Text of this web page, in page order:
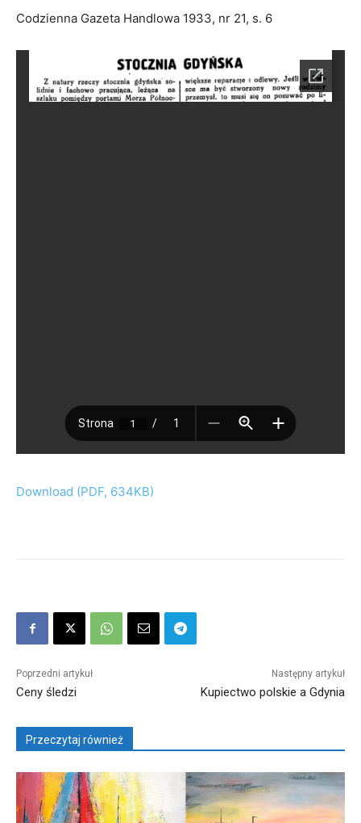
Codzienna Gazeta Handlowa 1933, nr 21, s. 6
Download (PDF, 634KB)
Poprzedni artykuł
Ceny śledzi
Następny artykuł
Kupiectwo polskie a Gdynia
Przeczytaj również